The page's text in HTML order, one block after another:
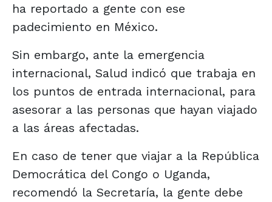
ha reportado a gente con ese
padecimiento en México.
Sin embargo, ante la emergencia
internacional, Salud indicó que trabaja en
los puntos de entrada internacional, para
asesorar a las personas que hayan viajado
a las áreas afectadas.
En caso de tener que viajar a la República
Democrática del Congo o Uganda,
recomendó la Secretaría, la gente debe